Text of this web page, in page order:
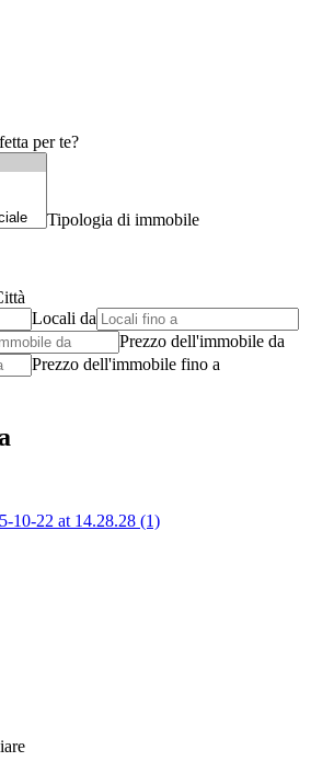
per te?
Tipologia di immobile
Locali da
Prezzo dell'immobile da
Prezzo dell'immobile fino a